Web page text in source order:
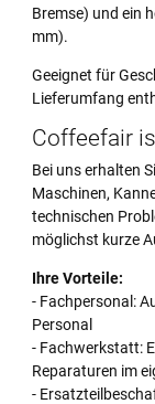
Bremse) und ein
mm).
Geeignet für
Lieferumfang
Coffeefair
Bei uns erhalten
Maschinen,
technischen
möglichst kurze
Ihre Vorteile:
- Fachpersonal:
Personal
- Fachwerkstatt:
Reparaturen im
-